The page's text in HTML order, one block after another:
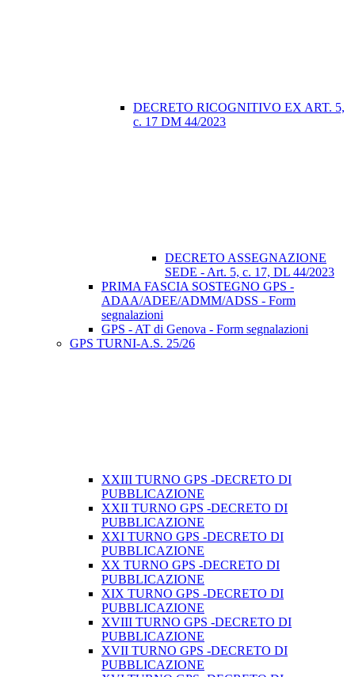
DECRETO RICOGNITIVO EX ART. 5,
c. 17 DM 44/2023
DECRETO ASSEGNAZIONE
SEDE - Art. 5, c. 17, DL 44/2023
PRIMA FASCIA SOSTEGNO GPS -
ADAA/ADEE/ADMM/ADSS - Form
segnalazioni
GPS - AT di Genova - Form segnalazioni
GPS TURNI-A.S. 25/26
XXIII TURNO GPS -DECRETO DI
PUBBLICAZIONE
XXII TURNO GPS -DECRETO DI
PUBBLICAZIONE
XXI TURNO GPS -DECRETO DI
PUBBLICAZIONE
XX TURNO GPS -DECRETO DI
PUBBLICAZIONE
XIX TURNO GPS -DECRETO DI
PUBBLICAZIONE
XVIII TURNO GPS -DECRETO DI
PUBBLICAZIONE
XVII TURNO GPS -DECRETO DI
PUBBLICAZIONE